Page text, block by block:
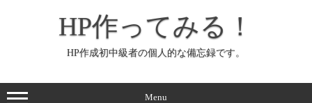
ッ
プ
HP作ってみる！
HP作成初中級者の個人的な備忘録です。
Menu